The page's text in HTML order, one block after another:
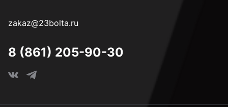
4,8 мм
zakaz@23bolta.ru
8 (861) 205-90-30